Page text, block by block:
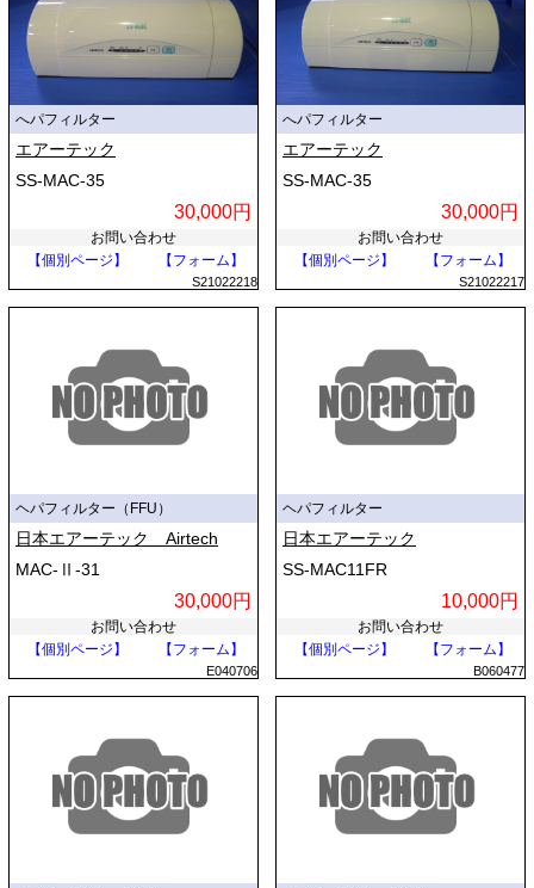
へパフィルター
エアーテック
SS-MAC-35
30,000円
お問い合わせ
【個別ページ】
【フォーム】
S21022218
へパフィルター
エアーテック
SS-MAC-35
30,000円
お問い合わせ
【個別ページ】
【フォーム】
S21022217
ヘパフィルター（FFU）
日本エアーテック Airtech
MAC-Ⅱ-31
30,000円
お問い合わせ
【個別ページ】
【フォーム】
E040706
ヘパフィルター
日本エアーテック
SS-MAC11FR
10,000円
お問い合わせ
【個別ページ】
【フォーム】
B060477